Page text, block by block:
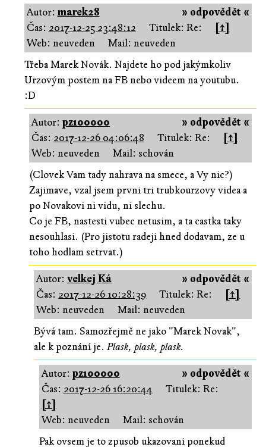
» odpovědět «
Autor:marek28
Čas: 2017-12-25 23:48:12 Titulek: Re:
[↑]
Web: neuveden
Mail: neuveden
Třeba Marek Novák. Najdete ho pod jakýmkoliv
Urzovým postem na FB nebo videem na youtubu.
:D
» odpovědět «
Autor: pz100000
Čas: 2017-12-26 04:06:48 Titulek: Re:
[↑]
Web: neuveden
Mail: schován
(Clovek Vam tady nahrava na smece, a Vy nic?)
Zajimave, vzal jsem prvni tri trubkourzovy videa a
po Novakovi ni vidu, ni slechu.
Co je FB, nastesti vubec netusim, a ta castka taky
nesouhlasi. (Pro jistotu radeji hned dodavam, ze u
toho hodlam setrvat.)
» odpovědět «
Autor:velkej Ká
Čas: 2017-12-26 10:28:39 Titulek: Re:
[↑]
Web: neuveden
Mail: neuveden
Bývá tam. Samozřejmě ne jako "Marek Novak",
ale k poznání je.Plask, plask, plask.
» odpovědět «
Autor: pz100000
Čas: 2017-12-26 16:20:44
Titulek: Re:
[↑]
Web: neuveden
Mail: schován
Pak ovsem je to zpusob ukazovani ponekud